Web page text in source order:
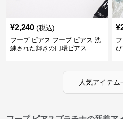
¥2,240 (税込)
フープ ピアス フープ ピアス 洗
練された輝きの円環ピアス
¥
人気アイテム